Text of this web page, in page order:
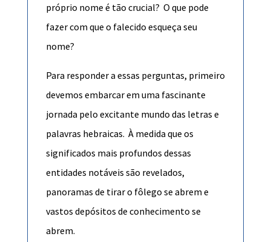
próprio nome é tão crucial? O que pode
fazer com que o falecido esqueça seu
nome?
Para responder a essas perguntas, primeiro
devemos embarcar em uma fascinante
jornada pelo excitante mundo das letras e
palavras hebraicas. À medida que os
significados mais profundos dessas
entidades notáveis ​​são revelados,
panoramas de tirar o fôlego se abrem e
vastos depósitos de conhecimento se
abrem.